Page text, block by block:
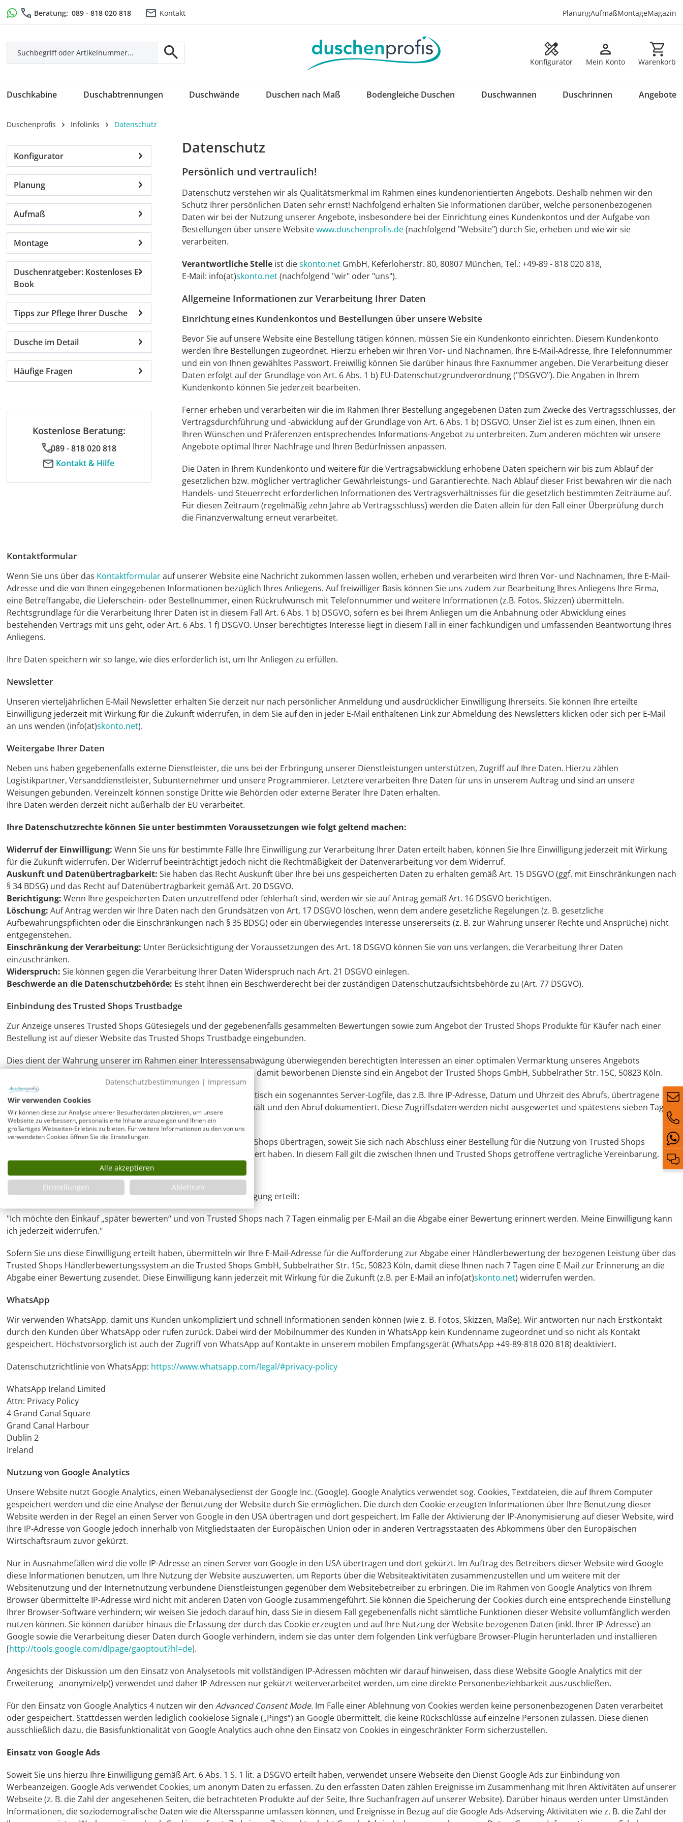
Hauptinhalt springen
Zur Suche springen
Zur Hauptnavigation springen
Beratung: 089 - 818 020 818 Kontakt PlanungAufmaßMontageMagazin
Konfigurator Mein Konto Warenkorb
Warenkorb
Duschkabine Duschabtrennungen Duschwände Duschen nach Maß Bodengleiche Duschen Duschwannen Duschrinnen Angebote
Duschenprofis Infolinks Datenschutz
Konfigurator
Planung
Aufmaß
Montage
Duschenratgeber: Kostenloses E-
Book
Tipps zur Pflege Ihrer Dusche
Dusche im Detail
Häufige Fragen
Kostenlose Beratung:
089 - 818 020 818
Kontakt & Hilfe
Datenschutz
Persönlich und vertraulich!
Datenschutz verstehen wir als Qualitätsmerkmal im Rahmen eines kundenorientierten Angebots. Deshalb nehmen wir den
Schutz Ihrer persönlichen Daten sehr ernst! Nachfolgend erhalten Sie Informationen darüber, welche personenbezogenen
Daten wir bei der Nutzung unserer Angebote, insbesondere bei der Einrichtung eines Kundenkontos und der Aufgabe von
Bestellungen über unsere Websitewww.duschenprofis.de(nachfolgend "Website") durch Sie, erheben und wie wir sie
verarbeiten.
Verantwortliche Stelleist dieskonto.netGmbH, Keferloherstr. 80, 80807 München, Tel.: +49-89 - 818 020 818,
E-Mail: info(at)skonto.net(nachfolgend "wir" oder "uns").
Allgemeine Informationen zur Verarbeitung Ihrer Daten
Einrichtung eines Kundenkontos und Bestellungen über unsere Website
Bevor Sie auf unsere Website eine Bestellung tätigen können, müssen Sie ein Kundenkonto einrichten. Diesem Kundenkonto
werden Ihre Bestellungen zugeordnet. Hierzu erheben wir Ihren Vor- und Nachnamen, Ihre E-Mail-Adresse, Ihre Telefonnummer
und ein von Ihnen gewähltes Passwort. Freiwillig können Sie darüber hinaus Ihre Faxnummer angeben. Die Verarbeitung dieser
Daten erfolgt auf der Grundlage von Art. 6 Abs. 1 b) EU-Datenschutzgrundverordnung ("DSGVO"). Die Angaben in Ihrem
Kundenkonto können Sie jederzeit bearbeiten.
Ferner erheben und verarbeiten wir die im Rahmen Ihrer Bestellung angegebenen Daten zum Zwecke des Vertragsschlusses, der
Vertragsdurchführung und -abwicklung auf der Grundlage von Art. 6 Abs. 1 b) DSGVO. Unser Ziel ist es zum einen, Ihnen ein
Ihren Wünschen und Präferenzen entsprechendes Informations-Angebot zu unterbreiten. Zum anderen möchten wir unsere
Angebote optimal Ihrer Nachfrage und Ihren Bedürfnissen anpassen.
Die Daten in Ihrem Kundenkonto und weitere für die Vertragsabwicklung erhobene Daten speichern wir bis zum Ablauf der
gesetzlichen bzw. möglicher vertraglicher Gewährleistungs- und Garantierechte. Nach Ablauf dieser Frist bewahren wir die nach
Handels- und Steuerrecht erforderlichen Informationen des Vertragsverhältnisses für die gesetzlich bestimmten Zeiträume auf.
Für diesen Zeitraum (regelmäßig zehn Jahre ab Vertragsschluss) werden die Daten allein für den Fall einer Überprüfung durch
die Finanzverwaltung erneut verarbeitet.
Kontaktformular
Wenn Sie uns über das Kontaktformularauf unserer Website eine Nachricht zukommen lassen wollen, erheben und verarbeiten wird Ihren Vor- und Nachnamen, Ihre E-Mail-
Adresse und die von Ihnen eingegebenen Informationen bezüglich Ihres Anliegens. Auf freiwilliger Basis können Sie uns zudem zur Bearbeitung Ihres Anliegens Ihre Firma,
eine Betreffangabe, die Lieferschein- oder Bestellnummer, einen Rückrufwunsch mit Telefonnummer und weitere Informationen (z.B. Fotos, Skizzen) übermitteln.
Rechtsgrundlage für die Verarbeitung Ihrer Daten ist in diesem Fall Art. 6 Abs. 1 b) DSGVO, sofern es bei Ihrem Anliegen um die Anbahnung oder Abwicklung eines
bestehenden Vertrags mit uns geht, oder Art. 6 Abs. 1 f) DSGVO. Unser berechtigtes Interesse liegt in diesem Fall in einer fachkundigen und umfassenden Beantwortung Ihres
Anliegens.
Ihre Daten speichern wir so lange, wie dies erforderlich ist, um Ihr Anliegen zu erfüllen.
Newsletter
Unseren vierteljährlichen E-Mail Newsletter erhalten Sie derzeit nur nach persönlicher Anmeldung und ausdrücklicher Einwilligung Ihrerseits. Sie können Ihre erteilte
Einwilligung jederzeit mit Wirkung für die Zukunft widerrufen, in dem Sie auf den in jeder E-Mail enthaltenen Link zur Abmeldung des Newsletters klicken oder sich per E-Mail
an uns wenden (info(at)skonto.net).
Weitergabe Ihrer Daten
Neben uns haben gegebenenfalls externe Dienstleister, die uns bei der Erbringung unserer Dienstleistungen unterstützen, Zugriff auf Ihre Daten. Hierzu zählen
Logistikpartner, Versanddienstleister, Subunternehmer und unsere Programmierer. Letztere verarbeiten Ihre Daten für uns in unserem Auftrag und sind an unsere
Weisungen gebunden. Vereinzelt können sonstige Dritte wie Behörden oder externe Berater Ihre Daten erhalten.
Ihre Daten werden derzeit nicht außerhalb der EU verarbeitet.
Ihre Datenschutzrechte können Sie unter bestimmten Voraussetzungen wie folgt geltend machen:
Widerruf der Einwilligung: Wenn Sie uns für bestimmte Fälle Ihre Einwilligung zur Verarbeitung Ihrer Daten erteilt haben, können Sie Ihre Einwilligung jederzeit mit Wirkung
für die Zukunft widerrufen. Der Widerruf beeinträchtigt jedoch nicht die Rechtmäßigkeit der Datenverarbeitung vor dem Widerruf.
Auskunft und Datenübertragbarkeit: Sie haben das Recht Auskunft über Ihre bei uns gespeicherten Daten zu erhalten gemäß Art. 15 DSGVO (ggf. mit Einschränkungen nach
§ 34 BDSG) und das Recht auf Datenübertragbarkeit gemäß Art. 20 DSGVO.
Berichtigung: Wenn Ihre gespeicherten Daten unzutreffend oder fehlerhaft sind, werden wir sie auf Antrag gemäß Art. 16 DSGVO berichtigen.
Löschung: Auf Antrag werden wir Ihre Daten nach den Grundsätzen von Art. 17 DSGVO löschen, wenn dem andere gesetzliche Regelungen (z. B. gesetzliche
Aufbewahrungspflichten oder die Einschränkungen nach § 35 BDSG) oder ein überwiegendes Interesse unsererseits (z. B. zur Wahrung unserer Rechte und Ansprüche) nicht
entgegenstehen.
Einschränkung der Verarbeitung: Unter Berücksichtigung der Voraussetzungen des Art. 18 DSGVO können Sie von uns verlangen, die Verarbeitung Ihrer Daten
einzuschränken.
Widerspruch: Sie können gegen die Verarbeitung Ihrer Daten Widerspruch nach Art. 21 DSGVO einlegen.
Beschwerde an die Datenschutzbehörde: Es steht Ihnen ein Beschwerderecht bei der zuständigen Datenschutzaufsichtsbehörde zu (Art. 77 DSGVO).
Einbindung des Trusted Shops Trustbadge
Zur Anzeige unseres Trusted Shops Gütesiegels und der gegebenenfalls gesammelten Bewertungen sowie zum Angebot der Trusted Shops Produkte für Käufer nach einer
Bestellung ist auf dieser Website das Trusted Shops Trustbadge eingebunden.
Dies dient der Wahrung unserer im Rahmen einer Interessensabwägung überwiegenden berechtigten Interessen an einer optimalen Vermarktung unseres Angebots
(Rechtsgrundlage Art. 6 Abs. 1 f) DSGVO. Das Trustbadge und die damit beworbenen Dienste sind ein Angebot der Trusted Shops GmbH, Subbelrather Str. 15C, 50823 Köln.
Bei dem Aufruf des Trustbadge speichert der Webserver automatisch ein sogenanntes Server-Logfile, das z.B. Ihre IP-Adresse, Datum und Uhrzeit des Abrufs, übertragene
Datenmenge und den anfragenden Provider (Zugriffsdaten) enthält und den Abruf dokumentiert. Diese Zugriffsdaten werden nicht ausgewertet und spätestens sieben Tagen
nach Ende Ihres Seitenbesuchs automatisch überschrieben.
Weitere personenbezogenen Daten werden lediglich an Trusted Shops übertragen, soweit Sie sich nach Abschluss einer Bestellung für die Nutzung von Trusted Shops
Produkten entscheiden oder sich bereits für die Nutzung registriert haben. In diesem Fall gilt die zwischen Ihnen und Trusted Shops getroffene vertragliche Vereinbarung.
Trusted Shops Einwilligungserklärung
Gegebenenfalls haben Sie nach Ihrer Bestellung folgende Einwilligung erteilt:
"Ich möchte den Einkauf „später bewerten“ und von Trusted Shops nach 7 Tagen einmalig per E-Mail an die Abgabe einer Bewertung erinnert werden. Meine Einwilligung kann
ich jederzeit widerrufen."
Sofern Sie uns diese Einwilligung erteilt haben, übermitteln wir Ihre E-Mail-Adresse für die Aufforderung zur Abgabe einer Händlerbewertung der bezogenen Leistung über das
Trusted Shops Händlerbewertungssystem an die Trusted Shops GmbH, Subbelrather Str. 15c, 50823 Köln, damit diese Ihnen nach 7 Tagen eine E-Mail zur Erinnerung an die
Abgabe einer Bewertung zusendet. Diese Einwilligung kann jederzeit mit Wirkung für die Zukunft (z.B. per E-Mail an info(at)skonto.net) widerrufen werden.
WhatsApp
Wir verwenden WhatsApp, damit uns Kunden unkompliziert und schnell Informationen senden können (wie z. B. Fotos, Skizzen, Maße). Wir antworten nur nach Erstkontakt
durch den Kunden über WhatsApp oder rufen zurück. Dabei wird der Mobilnummer des Kunden in WhatsApp kein Kundenname zugeordnet und so nicht als Kontakt
gespeichert. Höchstvorsorglich ist auch der Zugriff von WhatsApp auf Kontakte in unserem mobilen Empfangsgerät (WhatsApp +49-89-818 020 818) deaktiviert.
Datenschutzrichtlinie von WhatsApp: https://www.whatsapp.com/legal/#privacy-policy
WhatsApp Ireland Limited
Attn: Privacy Policy
4 Grand Canal Square
Grand Canal Harbour
Dublin 2
Ireland
Nutzung von Google Analytics
Unsere Website nutzt Google Analytics, einen Webanalysedienst der Google Inc. (Google). Google Analytics verwendet sog. Cookies, Textdateien, die auf Ihrem Computer
gespeichert werden und die eine Analyse der Benutzung der Website durch Sie ermöglichen. Die durch den Cookie erzeugten Informationen über Ihre Benutzung dieser
Website werden in der Regel an einen Server von Google in den USA übertragen und dort gespeichert. Im Falle der Aktivierung der IP-Anonymisierung auf dieser Website, wird
Ihre IP-Adresse von Google jedoch innerhalb von Mitgliedstaaten der Europäischen Union oder in anderen Vertragsstaaten des Abkommens über den Europäischen
Wirtschaftsraum zuvor gekürzt.
Nur in Ausnahmefällen wird die volle IP-Adresse an einen Server von Google in den USA übertragen und dort gekürzt. Im Auftrag des Betreibers dieser Website wird Google
diese Informationen benutzen, um Ihre Nutzung der Website auszuwerten, um Reports über die Websiteaktivitäten zusammenzustellen und um weitere mit der
Websitenutzung und der Internetnutzung verbundene Dienstleistungen gegenüber dem Websitebetreiber zu erbringen. Die im Rahmen von Google Analytics von Ihrem
Browser übermittelte IP-Adresse wird nicht mit anderen Daten von Google zusammengeführt. Sie können die Speicherung der Cookies durch eine entsprechende Einstellung
Ihrer Browser-Software verhindern; wir weisen Sie jedoch darauf hin, dass Sie in diesem Fall gegebenenfalls nicht sämtliche Funktionen dieser Website vollumfänglich werden
nutzen können. Sie können darüber hinaus die Erfassung der durch das Cookie erzeugten und auf Ihre Nutzung der Website bezogenen Daten (inkl. Ihrer IP-Adresse) an
Google sowie die Verarbeitung dieser Daten durch Google verhindern, indem sie das unter dem folgenden Link verfügbare Browser-Plugin herunterladen und installieren
[http://tools.google.com/dlpage/gaoptout?hl=de].
Angesichts der Diskussion um den Einsatz von Analysetools mit vollständigen IP-Adressen möchten wir darauf hinweisen, dass diese Website Google Analytics mit der
Erweiterung _anonymizeIp() verwendet und daher IP-Adressen nur gekürzt weiterverarbeitet werden, um eine direkte Personenbeziehbarkeit auszuschließen.
Für den Einsatz von Google Analytics 4 nutzen wir den Advanced Consent Mode. Im Falle einer Ablehnung von Cookies werden keine personenbezogenen Daten verarbeitet
oder gespeichert. Stattdessen werden lediglich cookielose Signale („Pings“) an Google übermittelt, die keine Rückschlüsse auf einzelne Personen zulassen. Diese dienen
ausschließlich dazu, die Basisfunktionalität von Google Analytics auch ohne den Einsatz von Cookies in eingeschränkter Form sicherzustellen.
Einsatz von Google Ads
Soweit Sie uns hierzu Ihre Einwilligung gemäß Art. 6 Abs. 1 S. 1 lit. a DSGVO erteilt haben, verwendet unsere Webseite den Dienst Google Ads zur Einbindung von
Werbeanzeigen. Google Ads verwendet Cookies, um anonym Daten zu erfassen. Zu den erfassten Daten zählen Ereignisse im Zusammenhang mit Ihren Aktivitäten auf unserer
Webseite (z. B. die Zahl der angesehenen Seiten, die betrachteten Produkte auf der Seite, Ihre Suchanfragen auf unserer Website). Darüber hinaus werden unter Umständen
Informationen, die soziodemografische Daten wie die Altersspanne umfassen können, und Ereignisse in Bezug auf die Google Ads-Adserving-Aktivitäten wie z. B. die Zahl der
Datenschutzbestimmungen | Impressum
Wir verwenden Cookies
Wir können diese zur Analyse unserer Besucherdaten platzieren, um unsere
Webseite zu verbessern, personalisierte Inhalte anzuzeigen und Ihnen ein
großartiges Webseiten-Erlebnis zu bieten. Für weitere Informationen zu den von uns
verwendeten Cookies öffnen Sie die Einstellungen.
Alle akzeptieren
Einstellungen
Ablehnen